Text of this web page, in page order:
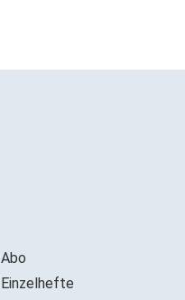
Abo
Einzelhefte